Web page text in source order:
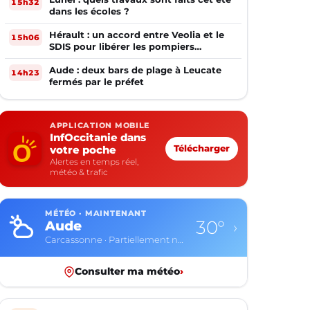
dans les écoles ?
15h06
Hérault : un accord entre Veolia et le
SDIS pour libérer les pompiers
volontaires
14h23
Aude : deux bars de plage à Leucate
fermés par le préfet
APPLICATION MOBILE
InfOccitanie dans
votre poche
Alertes en temps réel,
météo & trafic
Télécharger
MÉTÉO · MAINTENANT
Aude
Carcassonne · Partiellement nuageux
30° ›
Consulter ma météo›